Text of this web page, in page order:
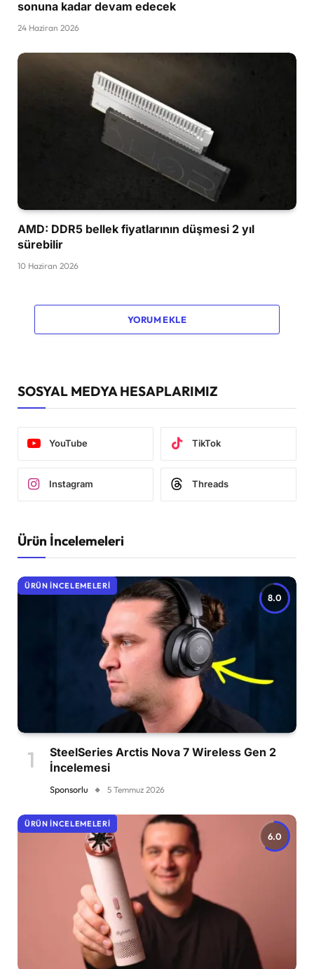
sonuna kadar devam edecek
24 Haziran 2026
AMD: DDR5 bellek fiyatlarının düşmesi 2 yıl
sürebilir
10 Haziran 2026
YORUM EKLE
SOSYAL MEDYA HESAPLARIMIZ
YouTube TikTok
Instagram Threads
Ürün İncelemeleri
8.0
ÜRÜN İNCELEMELERI
SteelSeries Arctis Nova 7 Wireless Gen 2
İncelemesi
Sponsorlu 5 Temmuz 2026
6.0
ÜRÜN İNCELEMELERI